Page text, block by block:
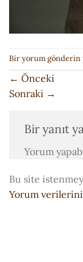
Bir yorum gönderin
← Önceki
Sonraki →
Bir yanıt
Yorum
Bu site
Yorum